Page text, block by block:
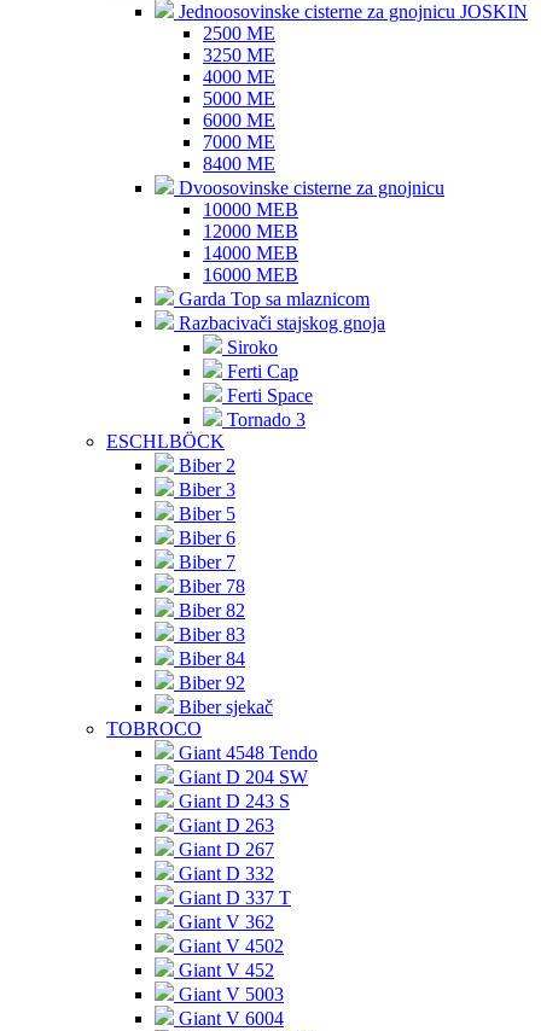
Jednoosovinske cisterne za gnojnicu JOSKIN
2500 ME
3250 ME
4000 ME
5000 ME
6000 ME
7000 ME
8400 ME
Dvoosovinske cisterne za gnojnicu
10000 MEB
12000 MEB
14000 MEB
16000 MEB
Garda Top sa mlaznicom
Razbacivači stajskog gnoja
Siroko
Ferti Cap
Ferti Space
Tornado 3
ESCHLBÖCK
Biber 2
Biber 3
Biber 5
Biber 6
Biber 7
Biber 78
Biber 82
Biber 83
Biber 84
Biber 92
Biber sjekač
TOBROCO
Giant 4548 Tendo
Giant D 204 SW
Giant D 243 S
Giant D 263
Giant D 267
Giant D 332
Giant D 337 T
Giant V 362
Giant V 4502
Giant V 452
Giant V 5003
Giant V 6004